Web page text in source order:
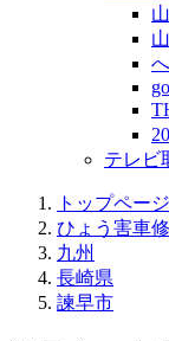
テレビ
トップページ
ひょう害車
九州
長崎県
諫早市